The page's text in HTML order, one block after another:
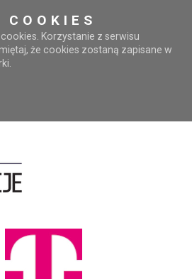
COOKIES
Korzystanie z serwisu
że cookies zostaną zapisane w